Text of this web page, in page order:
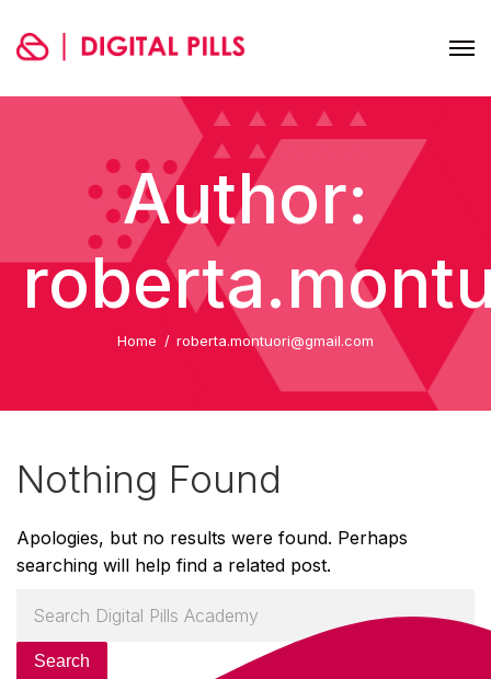
Author:
Home roberta.montuori@gmail.com
Nothing Found
Apologies, but no results were found. Perhaps
searching will help find a related post.
Search